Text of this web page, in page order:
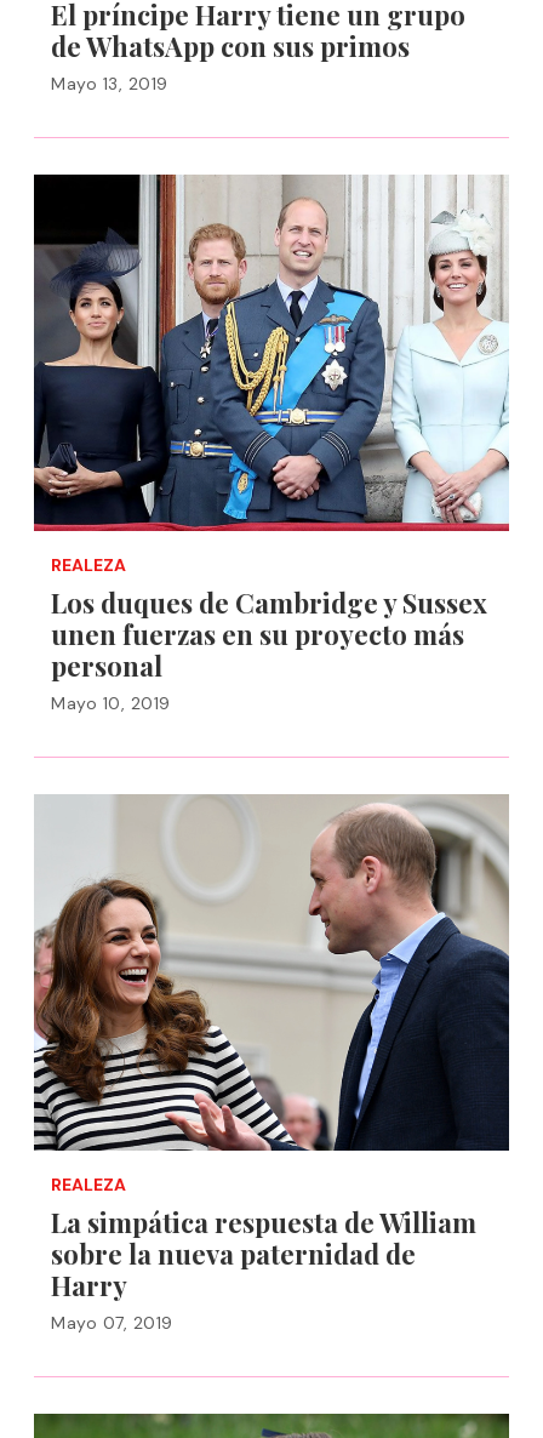
El príncipe Harry tiene un grupo
de WhatsApp con sus primos
Mayo 13, 2019
REALEZA
Los duques de Cambridge y Sussex
unen fuerzas en su proyecto más
personal
Mayo 10, 2019
REALEZA
La simpática respuesta de William
sobre la nueva paternidad de
Harry
Mayo 07, 2019